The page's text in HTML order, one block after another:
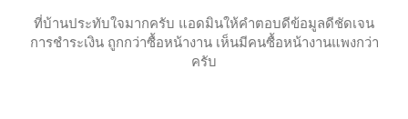
ที่บ้านประทับใจมากครับ แอดมินให้คำตอบดีข้อมูลดีชัดเจน
การชำระเงิน ถูกกว่าซื้อหน้างาน เห็นมีคนซื้อหน้างานแพงกว่า
ครับ